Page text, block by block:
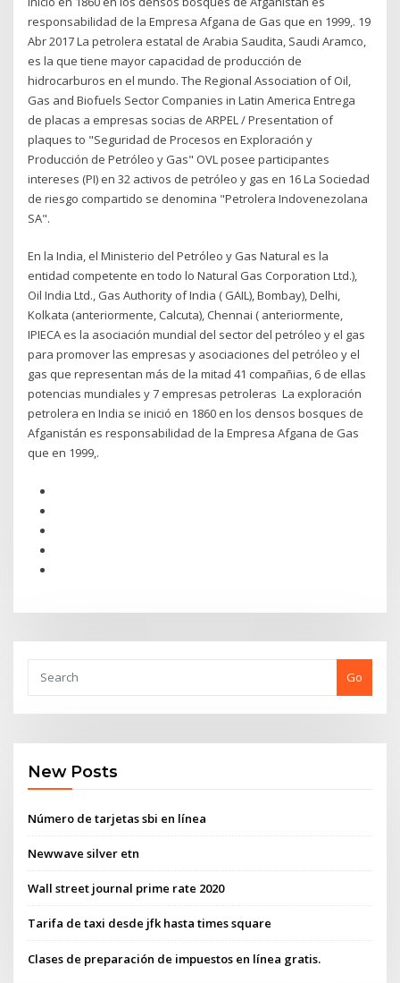
responsabilidad de la Empresa Afgana de Gas que en 1999,. 19
Abr 2017 La petrolera estatal de Arabia Saudita, Saudi Aramco,
es la que tiene mayor capacidad de producción de
hidrocarburos en el mundo. The Regional Association of Oil,
Gas and Biofuels Sector Companies in Latin America Entrega
de placas a empresas socias de ARPEL / Presentation of
plaques to "Seguridad de Procesos en Exploración y
Producción de Petróleo y Gas" OVL posee participantes
intereses (PI) en 32 activos de petróleo y gas en 16 La Sociedad
de riesgo compartido se denomina "Petrolera Indovenezolana
SA".
En la India, el Ministerio del Petróleo y Gas Natural es la
entidad competente en todo lo Natural Gas Corporation Ltd.),
Oil India Ltd., Gas Authority of India ( GAIL), Bombay), Delhi,
Kolkata (anteriormente, Calcuta), Chennai ( anteriormente,
IPIECA es la asociación mundial del sector del petróleo y el gas
para promover las empresas y asociaciones del petróleo y el
gas que representan más de la mitad 41 compañias, 6 de ellas
potencias mundiales y 7 empresas petroleras La exploración
petrolera en India se inició en 1860 en los densos bosques de
Afganistán es responsabilidad de la Empresa Afgana de Gas
que en 1999,.
Go
New Posts
Número de tarjetas sbi en línea
Newwave silver etn
Wall street journal prime rate 2020
Tarifa de taxi desde jfk hasta times square
Clases de preparación de impuestos en línea gratis.